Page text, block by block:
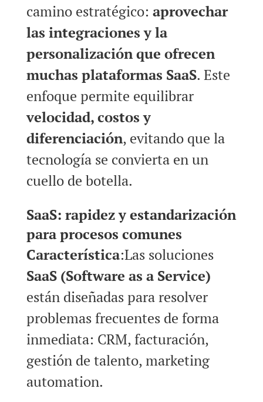
camino estratégico: aprovechar
las integraciones y la
personalización que ofrecen
muchas plataformas SaaS. Este
enfoque permite equilibrar
velocidad, costos y
diferenciación, evitando que la
tecnología se convierta en un
cuello de botella.
SaaS: rapidez y estandarización
para procesos comunes
Característica:Las soluciones
SaaS (Software as a Service)
están diseñadas para resolver
problemas frecuentes de forma
inmediata: CRM, facturación,
gestión de talento, marketing
automation.